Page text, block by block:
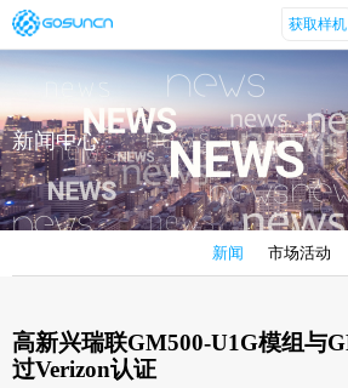
获取样机
新闻中心
新闻 市场活动
高新兴瑞联GM500-U1G模组与
过Verizon认证